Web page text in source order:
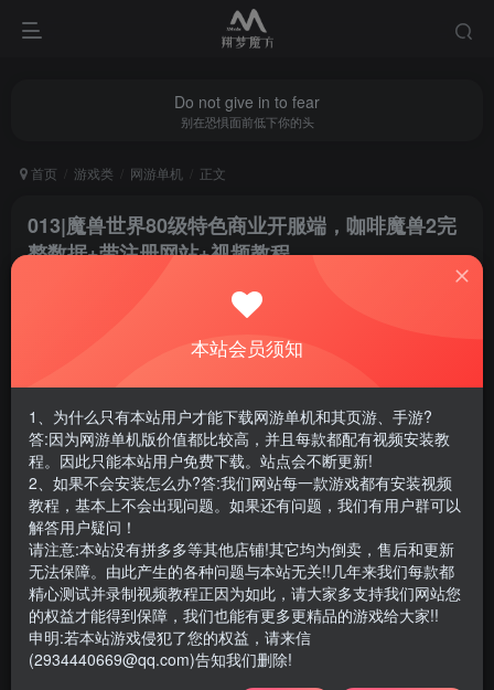
Do not give in to fear
别在恐惧面前低下你的头
首页 游戏类 网游单机 正文
013|魔兽世界80级特色商业开服端，咖啡魔兽2完
整数据+带注册网站+视频教程
游戏介绍：
支持系统：WIN7、WIN10、win 11 64位全支
持，安装简单，适合新手
注意：电脑内存必须8G或者以上
本站会员须知
1、为什么只有本站用户才能下载网游单机和其页游、手游?
答:因为网游单机版价值都比较高，并且每款都配有视频安装教
程。因此只能本站用户免费下载。站点会不断更新!
2、如果不会安装怎么办?答:我们网站每一款游戏都有安装视频
教程，基本上不会出现问题。如果还有问题，我们有用户群可以
解答用户疑问！
请注意:本站没有拼多多等其他店铺!其它均为倒卖，售后和更新
无法保障。由此产生的各种问题与本站无关!!几年来我们每款都
精心测试并录制视频教程正因为如此，请大家多支持我们网站您
的权益才能得到保障，我们也能有更多更精品的游戏给大家!!
申明:若本站游戏侵犯了您的权益，请来信
(2934440669@qq.com)告知我们删除!